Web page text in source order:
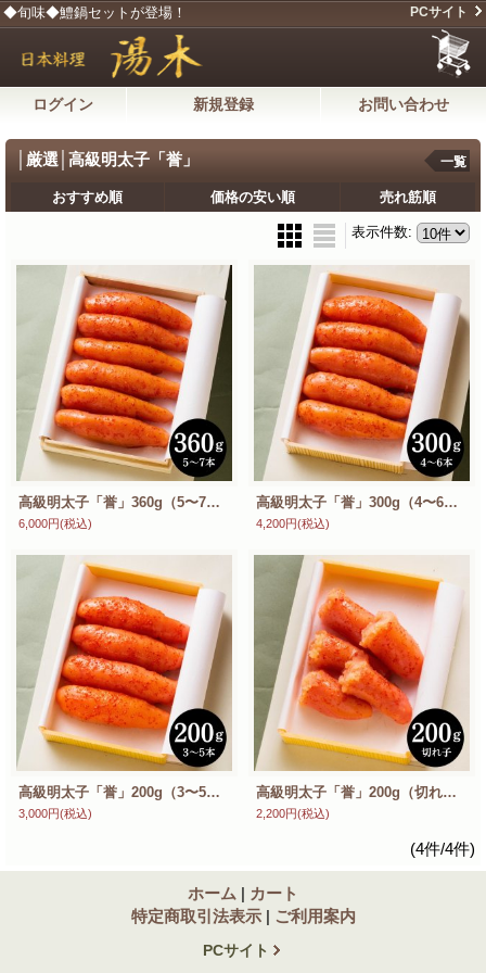
◆旬味◆鱧鍋セットが登場！ PCサイト
ログイン 新規登録 お問い合わせ
│厳選│高級明太子「誉」 一覧
おすすめ順 価格の安い順 売れ筋順
表示件数:
高級明太子「誉」360g（5〜7本） 木箱 スケトウダラの厳選卵使用 大吟醸仕込み 昆布・あごだし使用
6,000円(税込)
高級明太子「誉」300g（4〜6本） スケトウダラの厳選卵使用 大吟醸仕込み 昆布・あごだし使用
4,200円(税込)
高級明太子「誉」200g（3〜5本） スケトウダラの厳選卵使用 大吟醸仕込み 昆布・あごだし使用
3,000円(税込)
高級明太子「誉」200g（切れ子） ご家庭用 スケトウダラの厳選卵使用 大吟醸仕込み 昆布・あごだし使用
2,200円(税込)
(4件/4件)
ホーム | カート
特定商取引法表示 | ご利用案内
PCサイト